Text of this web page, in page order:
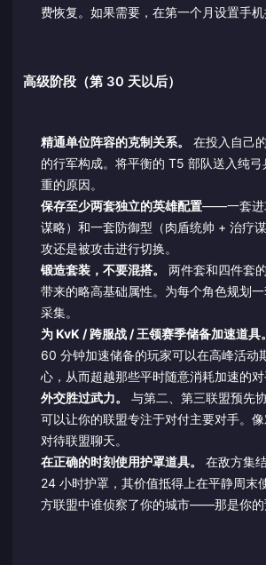
费恢复。如果需要，在第一个月设置手机
高级阶段（第 30 天以后）
精通单位阵容的克制关系。
在投入自己
的行军构成。将平衡的 T5 部队送入纯
重的原因。
保存至少两套独立的英雄配置——一套进
谋略）和一套防御型（肉盾统帅 + 治疗
攻还是被攻击进行切换。
锻造套装，不要混搭。
两件套和四件套
带来的略高基础属性。为每个角色规划一
采集。
为 KvK / 跨服战 / 王领赛季储备加速道具。
60 分钟加速储备的玩家可以在高峰活动
心，从而超越那些平时随意消耗加速的对
外交胜过武力。
与第二、第三联盟预先
可以让你的联盟专注于对付主要对手。
对待联盟聊天。
在正确的时刻使用护罩道具。
在敌方集
24 小时护罩，其价值抵得上在平静周末
方联盟中谁侦察了你的城市——那是你的